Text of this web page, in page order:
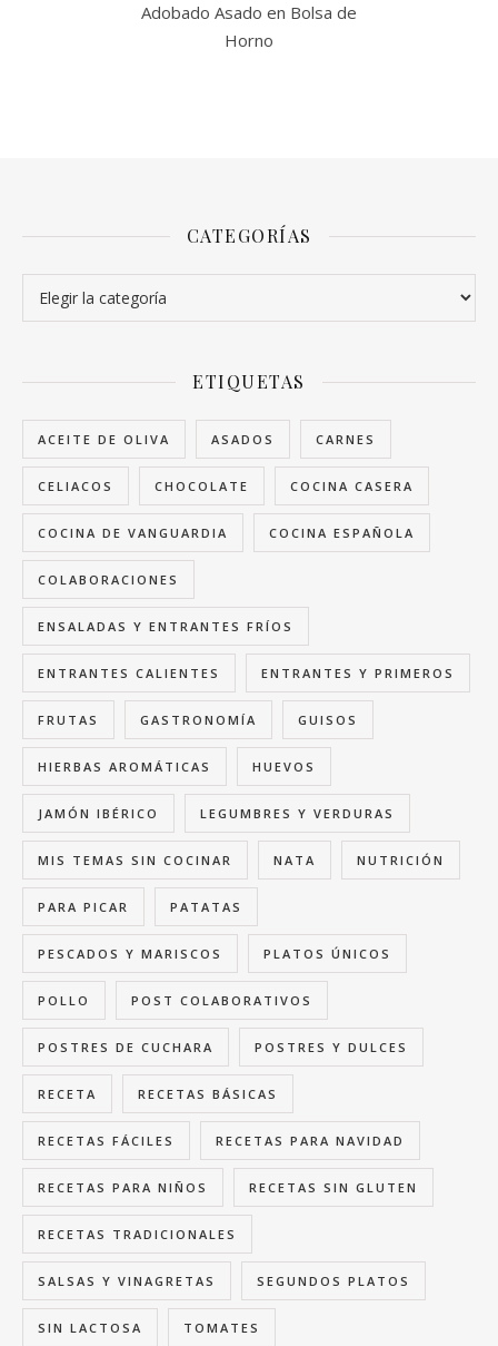
Adobado Asado en Bolsa de
Horno
CATEGORÍAS
Categorías
ETIQUETAS
ACEITE DE OLIVA ASADOS CARNES
CELIACOS CHOCOLATE COCINA CASERA
COCINA DE VANGUARDIA COCINA ESPAÑOLA
COLABORACIONES
ENSALADAS Y ENTRANTES FRÍOS
ENTRANTES CALIENTES ENTRANTES Y PRIMEROS
FRUTAS GASTRONOMÍA GUISOS
HIERBAS AROMÁTICAS HUEVOS
JAMÓN IBÉRICO LEGUMBRES Y VERDURAS
MIS TEMAS SIN COCINAR NATA NUTRICIÓN
PARA PICAR PATATAS
PESCADOS Y MARISCOS PLATOS ÚNICOS
POLLO POST COLABORATIVOS
POSTRES DE CUCHARA POSTRES Y DULCES
RECETA RECETAS BÁSICAS
RECETAS FÁCILES RECETAS PARA NAVIDAD
RECETAS PARA NIÑOS RECETAS SIN GLUTEN
RECETAS TRADICIONALES
SALSAS Y VINAGRETAS SEGUNDOS PLATOS
SIN LACTOSA TOMATES